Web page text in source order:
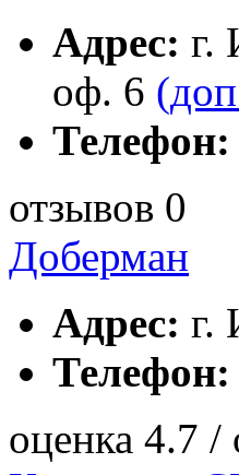
Адрес: г.
оф. 6
Телефон:
отзывов 0
Доберман
Адрес: г.
Телефон:
оценка 4.7 /